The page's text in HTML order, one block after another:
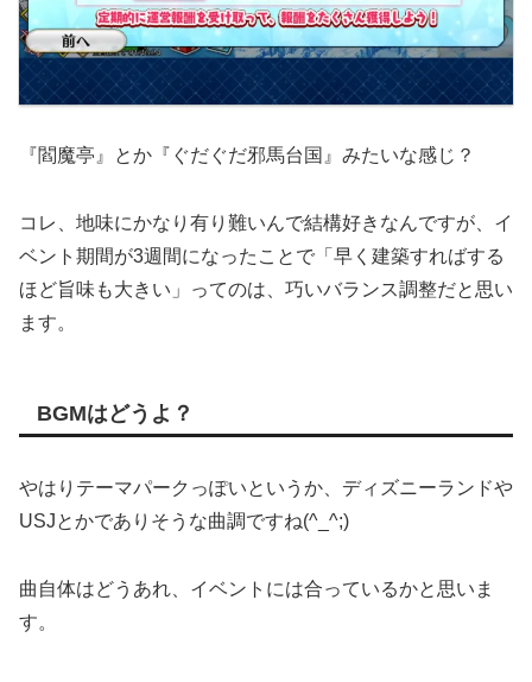
『閻魔亭』とか『ぐだぐだ邪馬台国』みたいな感じ？
コレ、地味にかなり有り難いんで結構好きなんですが、イ
ベント期間が3週間になったことで「早く建築すればする
ほど旨味も大きい」ってのは、巧いバランス調整だと思い
ます。
BGMはどうよ？
やはりテーマパークっぽいというか、ディズニーランドや
USJとかでありそうな曲調ですね(^_^;)
曲自体はどうあれ、イベントには合っているかと思いま
す。